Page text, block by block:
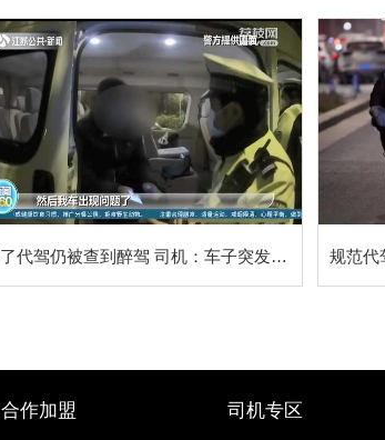
请了代驾仍被查到醉驾 司机：车子突发故障，代驾师傅不敢开了 规范代
合作加盟 司机专区